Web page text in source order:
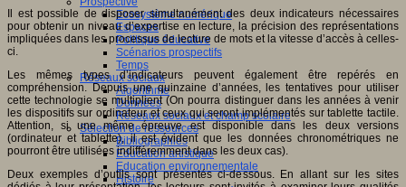
Ecosystème numérique
Espaces
Politique éducative
Scénarios prospectifs
Temps
Réseaux sociaux
Algorithme
Données
Réseaux sociaux et champ scolaire
Sélection de ressources
Bibliographies
Education artistique
Education environnementale
Histoire
Il est possible de disposer simultanément des deux indicateurs nécessaires
pour obtenir un niveau d’expertise en lecture, la précision des représentations
impliquées dans les processus de lecture de mots et la vitesse d’accès à celles-
ci.
Les mêmes types d’indicateurs peuvent également être repérés en
compréhension. Depuis une quinzaine d’années, les tentatives pour utiliser
cette technologie se multiplient (On pourra distinguer dans les années à venir
les dispositifs sur ordinateur et ceux qui seront implémentés sur tablette tactile.
Attention, si une même épreuve est disponible dans les deux versions
(ordinateur et tablette), il est évident que les données chronométriques ne
pourront être utilisées indifféremment dans les deux cas).
Deux exemples d’outils sont présentés ci-dessous. En allant sur les sites